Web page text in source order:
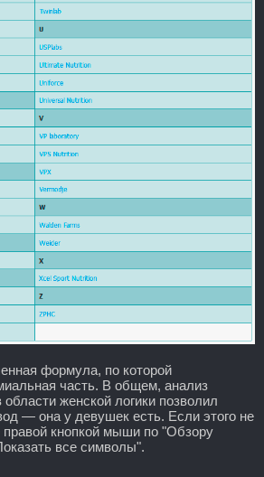
формула, по которой
часть. В общем, анализ
женской логики позволил
— она у девушек есть. Если этого не
правой кнопкой мыши по "Обзору
все символы".